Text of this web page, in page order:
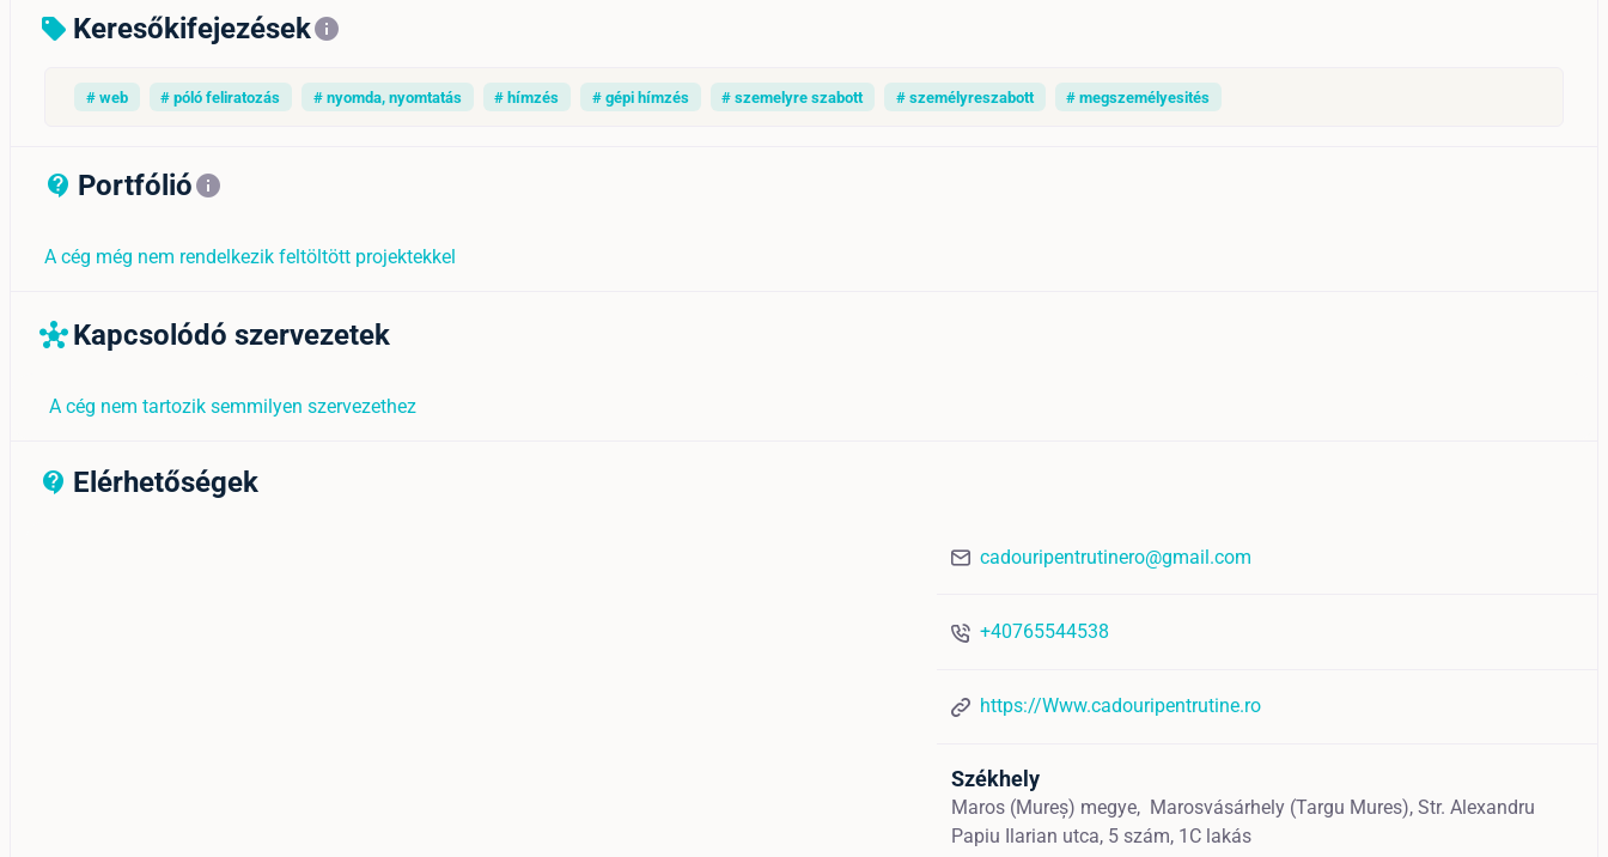
sell Keresőkifejezésekinfo
# web # póló feliratozás # nyomda, nyomtatás # hímzés # gépi hímzés # szemelyre szabott # személyreszabott # megszemélyesités
contact_support_outline
Portfólióinfo
A cég még nem rendelkezik feltöltött projektekkel
hub Kapcsolódó szervezetek
A cég nem tartozik semmilyen szervezethez
contact_support_outline
Elérhetőségek
cadouripentrutinero@gmail.com
+40765544538
https://Www.cadouripentrutine.ro
Székhely
Maros (Mureș) megye, Marosvásárhely (Targu Mures), Str. Alexandru
Papiu Ilarian utca, 5 szám, 1C lakás